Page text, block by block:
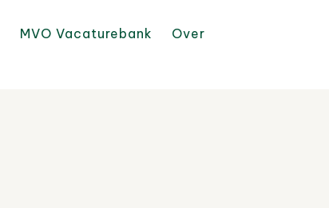
MVO Vacaturebank
Over